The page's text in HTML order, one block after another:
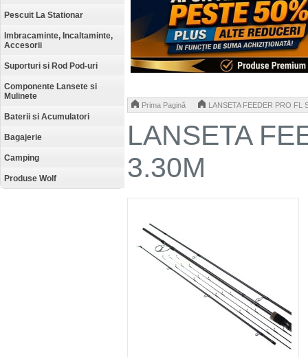
Pescuit La Stationar
Imbracaminte, Incaltaminte,
Accesorii
Suporturi si Rod Pod-uri
Componente Lansete si
Mulinete
Baterii si Acumulatori
Bagajerie
Camping
Produse Wolf
Prima Pagină LANSETA FEEDER PRO FL
LANSETA
3.30M